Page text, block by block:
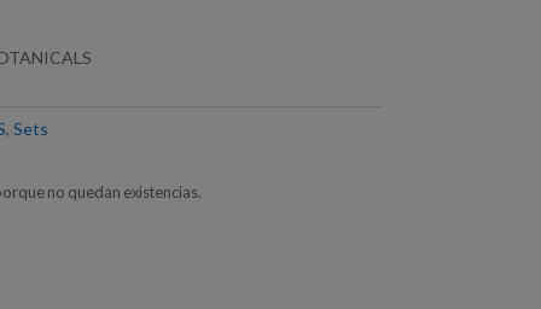
, Sets
no quedan existencias.